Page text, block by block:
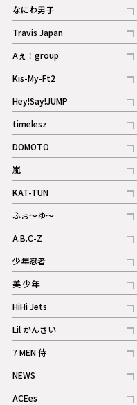
ギャラリー
なにわ男子
記事
Travis Japan
記事
Aぇ！group
記事
Kis-My-Ft2
記事
ギャラリー
Hey!Say!JUMP
記事
timelesz
記事
DOMOTO
記事
嵐
記事
KAT-TUN
記事
ふぉ～ゆ～
記事
A.B.C-Z
記事
ギャラリー
少年忍者
記事
美 少年
記事
HiHi Jets
記事
Lil かんさい
記事
7 MEN 侍
記事
NEWS
記事
ACEes